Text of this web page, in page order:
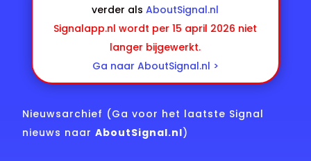
verder alsAboutSignal.nl
Signalapp.nl wordt per 15 april 2026 niet
langer bijgewerkt.
Ga naar AboutSignal.nl >
Nieuwsarchief (Ga voor het laatste Signal
nieuws naarAboutSignal.nl)